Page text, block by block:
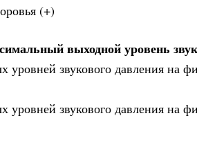
(+)
выходной уровень
уровней звукового давления на
уровней звукового давления на